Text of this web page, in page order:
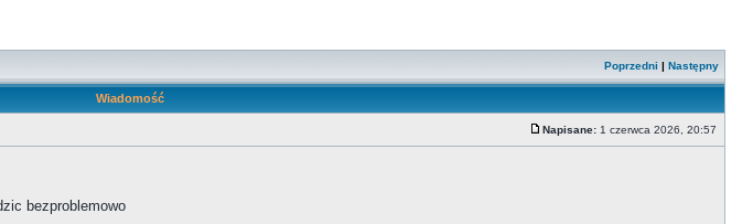
Poprzedni | Następny
Wiadomość
Napisane: 1 czerwca 2026, 20:57
bezproblemowo